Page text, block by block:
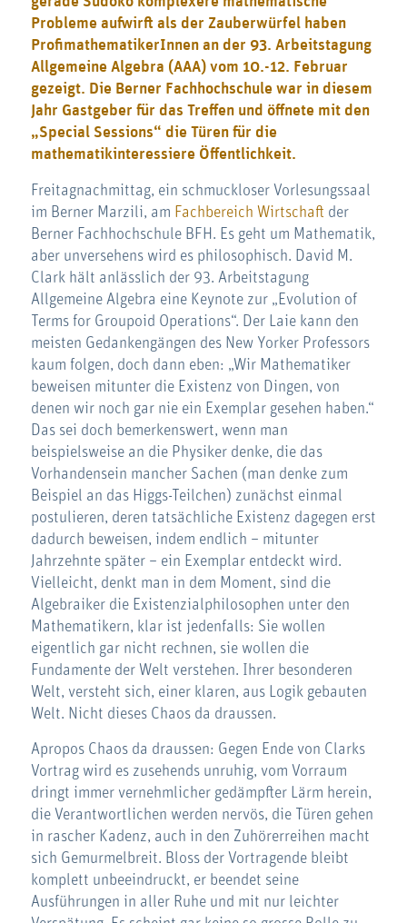
Probleme aufwirft als der Zauberwürfel haben
ProfimathematikerInnen an der 93. Arbeitstagung
Allgemeine Algebra (AAA) vom 10.-12. Februar
gezeigt. Die Berner Fachhochschulewar in diesem
Jahr Gastgeber für das Treffen und öffnete mit den
„Special Sessions“ die Türen für die
mathematikinteressiere Öffentlichkeit.
Freitagnachmittag, ein schmuckloser Vorlesungssaal
im Berner Marzili, am Fachbereich Wirtschaft der
Berner Fachhochschule BFH. Es geht um Mathematik,
aber unversehens wird es philosophisch. David M.
Clark hält anlässlich der 93. Arbeitstagung
Allgemeine Algebra eine Keynote zur „Evolution of
Terms for Groupoid Operations“. Der Laie kann den
meisten Gedankengängen des New Yorker Professors
kaum folgen, doch dann eben: „Wir Mathematiker
beweisen mitunter die Existenz von Dingen, von
denen wir noch gar nie ein Exemplar gesehen haben.“
Das sei doch bemerkenswert, wenn man
beispielsweise an die Physiker denke, die das
Vorhandensein mancher Sachen (man denke zum
Beispiel an das Higgs-Teilchen) zunächst einmal
postulieren, deren tatsächliche Existenz dagegen erst
dadurch beweisen, indem endlich – mitunter
Jahrzehnte später – ein Exemplar entdeckt wird.
Vielleicht, denkt man in dem Moment, sind die
Algebraiker die Existenzialphilosophen unter den
Mathematikern, klar ist jedenfalls: Sie wollen
eigentlich gar nicht rechnen, sie wollen die
Fundamente der Welt verstehen. Ihrer besonderen
Welt, versteht sich, einer klaren, aus Logik gebauten
Welt. Nicht dieses Chaos da draussen.
Apropos Chaos da draussen: Gegen Ende von Clarks
Vortrag wird es zusehends unruhig, vom Vorraum
dringt immer vernehmlicher gedämpfter Lärm herein,
die Verantwortlichen werden nervös, die Türen gehen
in rascher Kadenz, auch in den Zuhörerreihen macht
sich Gemurmelbreit. Bloss der Vortragende bleibt
komplett unbeeindruckt, er beendet seine
Ausführungen in aller Ruhe und mit nur leichter